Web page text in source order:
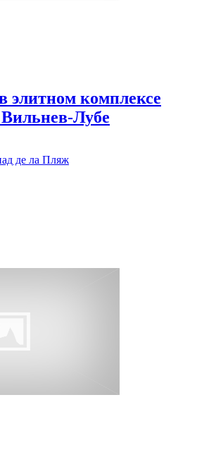
элитном комплексе
Лубе
де ла Пляж